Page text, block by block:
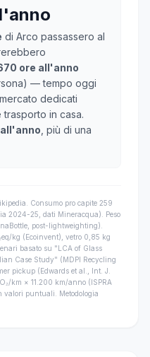
di Arco passassero al
ore all'anno
— tempo oggi
dedicati
in casa.
, più di una
Consumo pro capite 259
2024-25, dati Mineracqua). Peso
post-lightweighting).
kg (Ecoinvent), vetro 0,85 kg
basato su "LCA of Glass
Case Study" (MDPI Recycling
pickup (Edwards et al., Int. J.
km × 11.200 km/anno (ISPRA
valori puntuali. Metodologia